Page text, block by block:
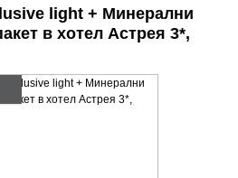
light + Минерални
в хотел Астрея 3*,